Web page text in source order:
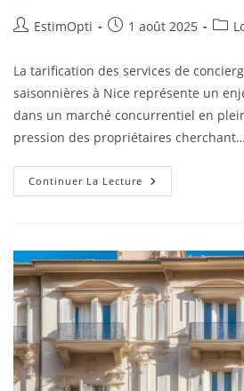
EstimOpti 1 août 2025
La tarification des services de
saisonnières à Nice représente un
dans un marché concurrentiel en
pression des propriétaires cherchant…
Continuer La Lecture